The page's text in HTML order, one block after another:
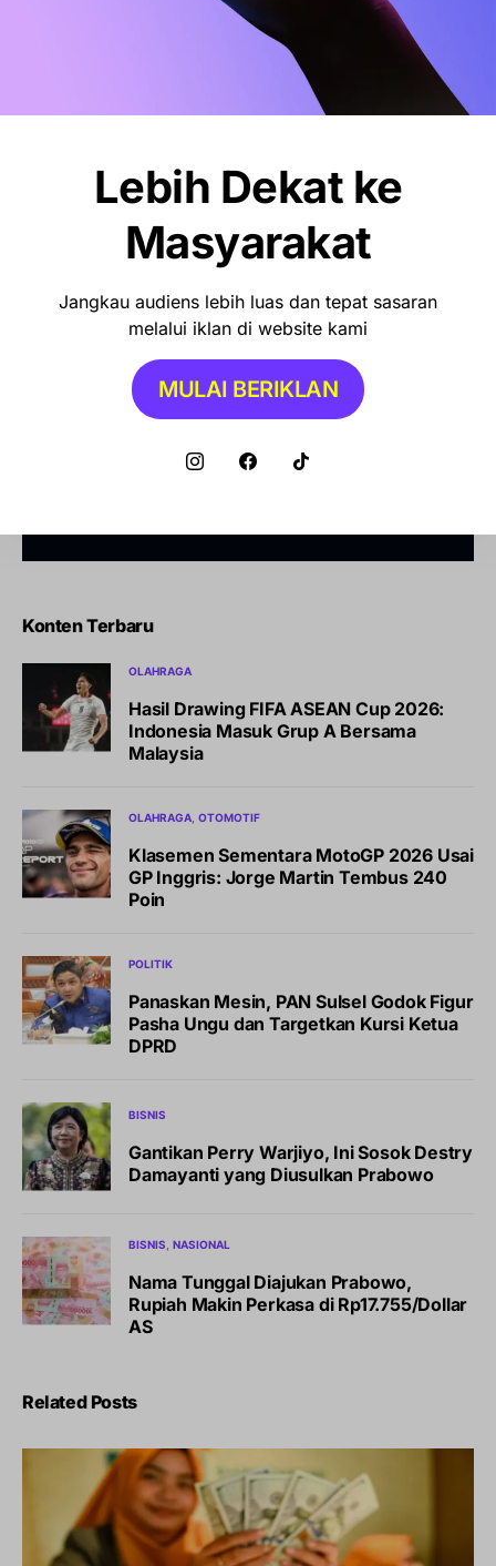
Konten Terbaru
OLAHRAGA
Hasil Drawing FIFA ASEAN Cup 2026:
Indonesia Masuk Grup A Bersama
Malaysia
OLAHRAGA OTOMOTIF
Klasemen Sementara MotoGP 2026 Usai
GP Inggris: Jorge Martin Tembus 240
Poin
POLITIK
Panaskan Mesin, PAN Sulsel Godok Figur
Pasha Ungu dan Targetkan Kursi Ketua
DPRD
BISNIS
Gantikan Perry Warjiyo, Ini Sosok Destry
Damayanti yang Diusulkan Prabowo
BISNIS NASIONAL
Nama Tunggal Diajukan Prabowo,
Rupiah Makin Perkasa di Rp17.755/Dollar
AS
Related Posts
Lebih Dekat ke
Masyarakat
Jangkau audiens lebih luas dan tepat sasaran
melalui iklan di website kami
MULAI BERIKLAN